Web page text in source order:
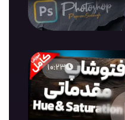
10:23